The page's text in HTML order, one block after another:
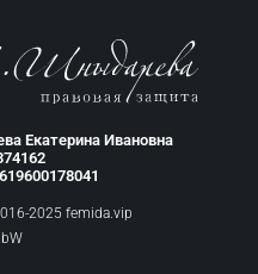
Екатерина Ивановна
2025 femida.vip